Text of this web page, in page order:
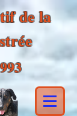
de la